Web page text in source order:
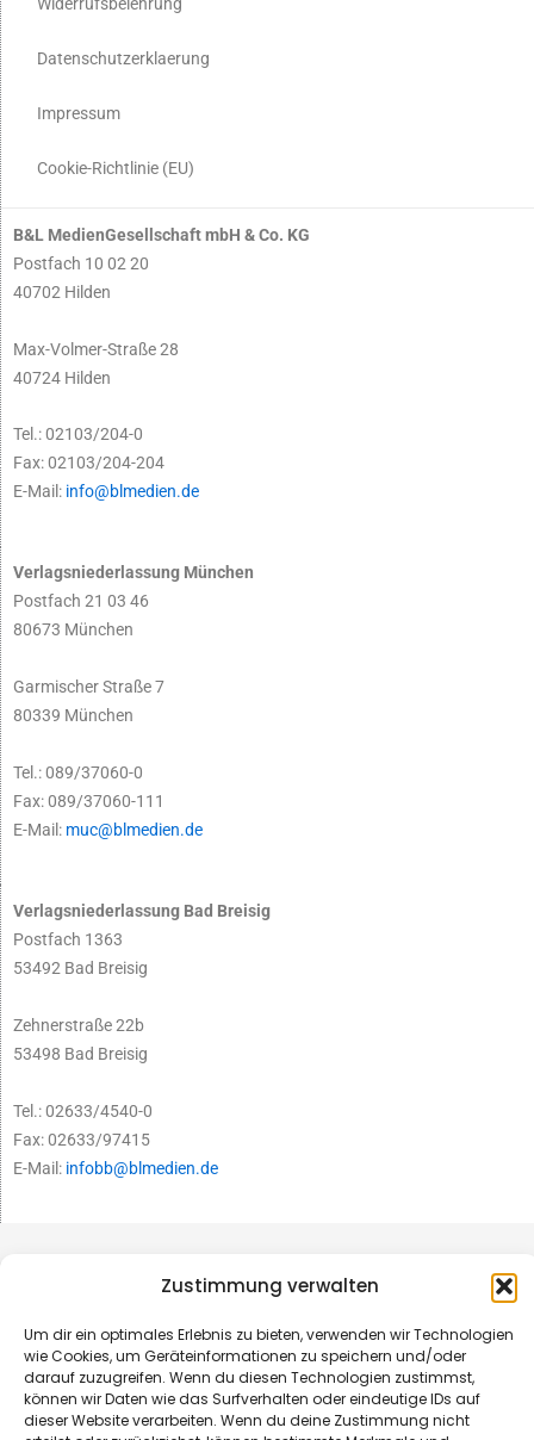
Zustimmung verwalten
Um dir ein optimales Erlebnis zu bieten, verwenden wir Technologien
wie Cookies, um Geräteinformationen zu speichern und/oder
darauf zuzugreifen. Wenn du diesen Technologien zustimmst,
können wir Daten wie das Surfverhalten oder eindeutige IDs auf
dieser Website verarbeiten. Wenn du deine Zustimmung nicht
Datenschutzerklaerung
Impressum
Cookie-Richtlinie (EU)
B&L MedienGesellschaft mbH & Co. KG
Postfach 10 02 20
40702 Hilden
Max-Volmer-Straße 28
40724 Hilden
Tel.: 02103/204-0
Fax: 02103/204-204
E-Mail: info@blmedien.de
Verlagsniederlassung München
Postfach 21 03 46
80673 München
Garmischer Straße 7
80339 München
Tel.: 089/37060-0
Fax: 089/37060-111
E-Mail: muc@blmedien.de
Verlagsniederlassung Bad Breisig
Postfach 1363
53492 Bad Breisig
Zehnerstraße 22b
53498 Bad Breisig
Tel.: 02633/4540-0
Fax: 02633/97415
E-Mail: infobb@blmedien.de